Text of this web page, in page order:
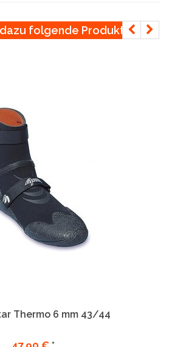
folgende Produkte
Thermo 6 mm 43/44